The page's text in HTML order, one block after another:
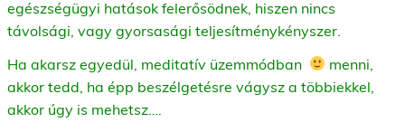
egészségügyi hatások felerősödnek, hiszen nincs
távolsági, vagy gyorsasági teljesítménykényszer.
Ha akarsz egyedül, meditatív üzemmódban
menni,
akkor tedd, ha épp beszélgetésre vágysz a többiekkel,
akkor úgy is mehetsz….